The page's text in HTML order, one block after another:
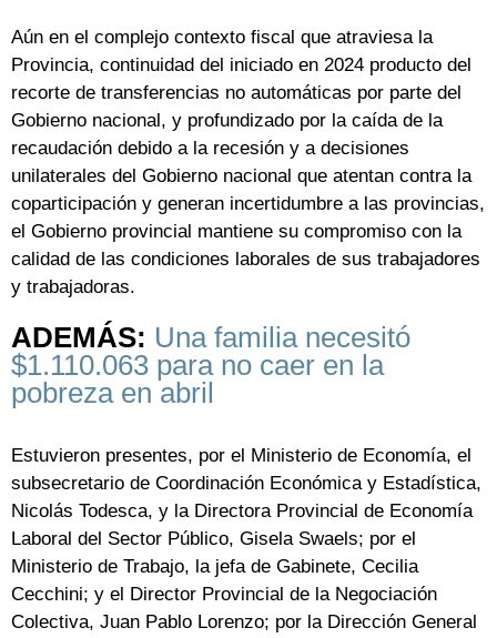
Aún en el complejo contexto fiscal que atraviesa la
Provincia, continuidad del iniciado en 2024 producto del
recorte de transferencias no automáticas por parte del
Gobierno nacional, y profundizado por la caída de la
recaudación debido a la recesión y a decisiones
unilaterales del Gobierno nacional que atentan contra la
coparticipación y generan incertidumbre a las provincias,
el Gobierno provincial mantiene su compromiso con la
calidad de las condiciones laborales de sus trabajadores
y trabajadoras.
ADEMÁS: Una familia necesitó
$1.110.063 para no caer en la
pobreza en abril
Estuvieron presentes, por el Ministerio de Economía, el
subsecretario de Coordinación Económica y Estadística,
Nicolás Todesca, y la Directora Provincial de Economía
Laboral del Sector Público, Gisela Swaels; por el
Ministerio de Trabajo, la jefa de Gabinete, Cecilia
Cecchini; y el Director Provincial de la Negociación
Colectiva, Juan Pablo Lorenzo; por la Dirección General